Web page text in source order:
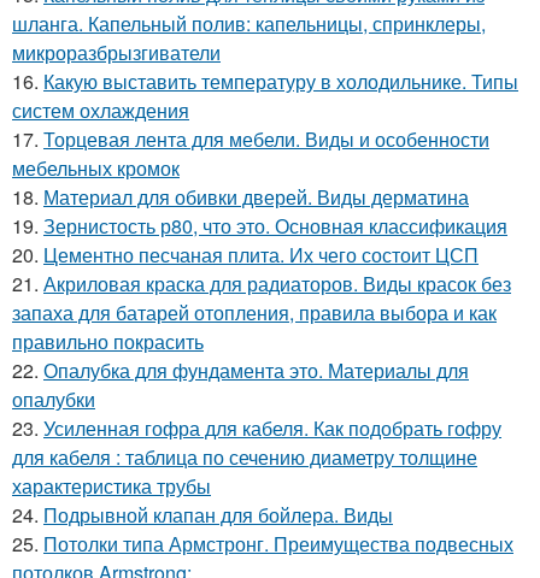
шланга. Капельный полив: капельницы, спринклеры,
микроразбрызгиватели
16. Какую выставить температуру в холодильнике. Типы
систем охлаждения
17. Торцевая лента для мебели. Виды и особенности
мебельных кромок
18. Материал для обивки дверей. Виды дерматина
19. Зернистость р80, что это. Основная классификация
20. Цементно песчаная плита. Их чего состоит ЦСП
21. Акриловая краска для радиаторов. Виды красок без
запаха для батарей отопления, правила выбора и как
правильно покрасить
22. Опалубка для фундамента это. Материалы для
опалубки
23. Усиленная гофра для кабеля. Как подобрать гофру
для кабеля : таблица по сечению диаметру толщине
характеристика трубы
24. Подрывной клапан для бойлера. Виды
25. Потолки типа Армстронг. Преимущества подвесных